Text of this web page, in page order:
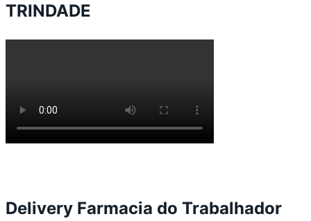
TRINDADE
Delivery Farmacia do Trabalhador